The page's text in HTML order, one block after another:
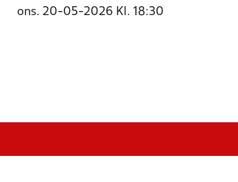
ons. 20-05-2026 Kl. 18:30